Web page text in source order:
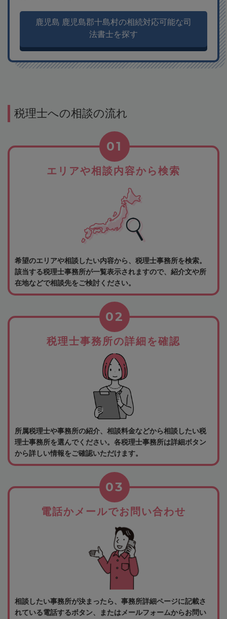
鹿児島 鹿児島郡十島村の相続対応可能な司
法書士を探す
税理士への相談の流れ
エリアや相談内容から検索
01
希望のエリアや相談したい内容から、税理士事務所を検索。
該当する税理士事務所が一覧表示されますので、紹介文や所
在地などで相談先をご検討ください。
税理士事務所の詳細を確認
02
所属税理士や事務所の紹介、相談料金などから相談したい税
理士事務所を選んでください。各税理士事務所は詳細ボタン
から詳しい情報をご確認いただけます。
電話かメールでお問い合わせ
03
相談したい事務所が決まったら、事務所詳細ページに記載さ
れている電話するボタン、またはメールフォームからお問い